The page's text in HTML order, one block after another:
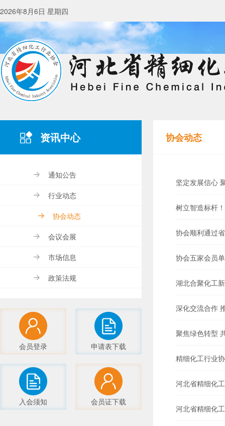
2026年8月6日 星期四
资讯中心
通知公告
行业动态
协会动态
会议会展
市场信息
政策法规
会员登录 申请表下载
入会须知 会员证下载
协会动态
坚定发展信心
树立智造标杆
协会顺利通过
协会五家会员
湖北合聚化工
深化交流合作
聚焦绿色转型
精细化工行业
河北省精细化
河北省精细化